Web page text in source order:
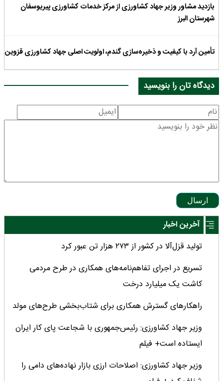
بازدید مشاور وزیر جهاد کشاورزی از مرکز خدمات کشاورزی پیریوسفان
شهرستان البرز
تأمین آرد با کیفیت و ذخیره‌سازی گندم، اولویت اصلی جهاد کشاورزی قزوین
دیدگاه تان را بنویسید
ارسال
آخرین اخبار
تولید قزل‌آلا در کشور از ۲۷۳ هزار تن عبور کرد
تسریع در اجرای تفاهم‌نامه‌های همکاری در طرح مردمی
کاشت یک میلیارد درخت
راهکارهای گسترش همکاری برای شتاب‌بخشی طرح‌های مولد
وزیر جهاد کشاورزی: رئیس‌جمهوری با شجاعت پای کار ایران
ایستاده است+ فیلم
وزیر جهاد کشاورزی: اصلاحات ارزی بازار نهاده‌های دامی را